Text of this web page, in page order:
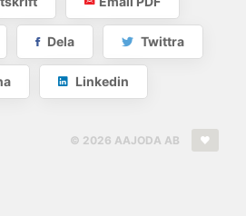
Dela Twittra
Linkedin
© 2026 AAJODA AB